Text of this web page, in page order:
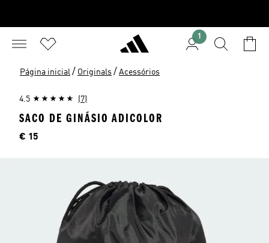
1
Página inicial / Originals / Acessórios
4.5 (7)
SACO DE GINÁSIO ADICOLOR
Preço
€ 15